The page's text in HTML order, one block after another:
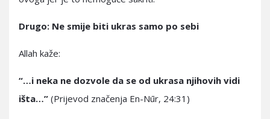
Drugo: Ne smije biti ukras samo po sebi
Allah kaže:
“…i neka ne dozvole da se od ukrasa njihovih vidi
išta…” (Prijevod značenja En-Nūr, 24:31)